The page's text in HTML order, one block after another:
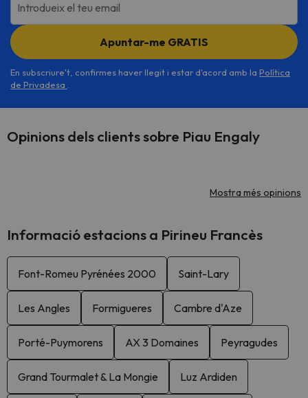
Introdueix el teu email
Apuntar-me GRATIS
En subscriure't, confirmes haver llegit i estar d'acord amb la Política
de Privadesa
Opinions dels clients sobre Piau Engaly
Mostra més opinions
Informació estacions a Pirineu Francès
Font-Romeu Pyrénées 2000 Saint-Lary
Les Angles Formigueres Cambre d'Aze
Porté-Puymorens AX 3 Domaines Peyragudes
Grand Tourmalet & La Mongie Luz Ardiden